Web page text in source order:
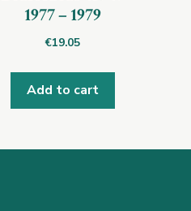
1977 – 1979
€19.05
Add to cart